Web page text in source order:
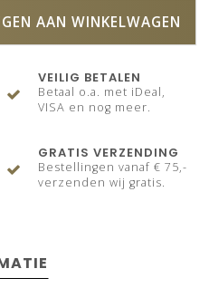
AAN WINKELWAGEN
VEILIG BETALEN
Betaal o.a. met iDeal,
VISA en nog meer.
GRATIS VERZENDING
Bestellingen vanaf € 75,-
verzenden wij gratis.